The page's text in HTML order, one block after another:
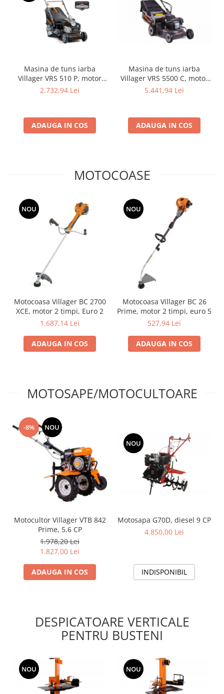
Cosuri si pubele
Masina de tuns iarba
Villager VRS 510 P, motor
B&S 675 EXI
2.732,94 Lei
ADAUGA IN COS
Masina de tuns iarba
Villager VRS 5500 C, motor
OHV 3.3 kW, Profesional
5.441,94 Lei
ADAUGA IN COS
MOTOCOASE
NOU
Motocoasa Villager BC 2700
XCE, motor 2 timpi, Euro 2
1.687,14 Lei
ADAUGA IN COS
NOU
Motocoasa Villager BC 26
Prime, motor 2 timpi, euro 5
527,94 Lei
ADAUGA IN COS
MOTOSAPE/MOTOCULTOARE
-8% NOU
Motocultor Villager VTB 842
Prime, 5.6 CP
1.978,20 Lei
1.827,00 Lei
ADAUGA IN COS
NOU
Motosapa G70D, diesel 9 CP
4.850,00 Lei
INDISPONIBIL
DESPICATOARE VERTICALE
PENTRU BUSTENI
NOU NOU